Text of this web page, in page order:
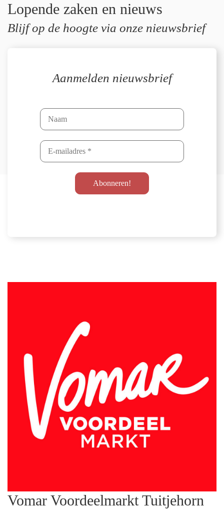
Lopende zaken en nieuws
Blijf op de hoogte via onze nieuwsbrief
Aanmelden nieuwsbrief
Vomar Voordeelmarkt Tuitjehorn